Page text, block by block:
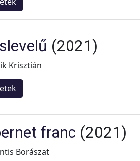
(2021)
Krisztián
franc (2021)
Borászat